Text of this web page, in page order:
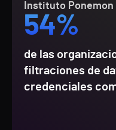
Instituto Ponemon
54%
de las
filtraciones de
credenciales